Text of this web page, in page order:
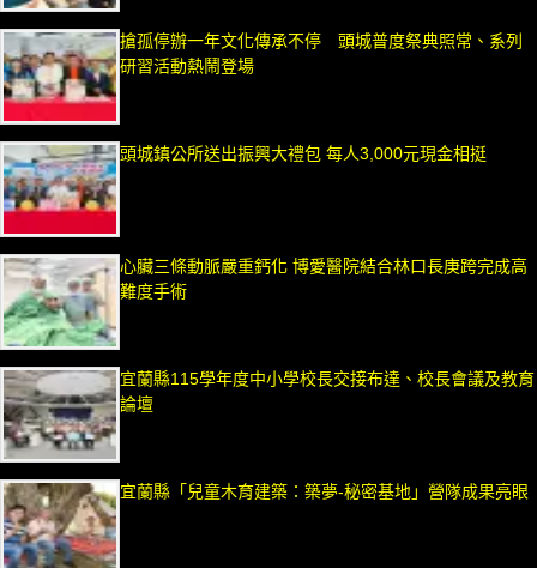
搶孤停辦一年文化傳承不停 頭城普度祭典照常、系列
研習活動熱鬧登場
頭城鎮公所送出振興大禮包 每人3,000元現金相挺
心臟三條動脈嚴重鈣化 博愛醫院結合林口長庚跨完成高
難度手術
宜蘭縣115學年度中小學校長交接布達、校長會議及教育
論壇
宜蘭縣「兒童木育建築：築夢-秘密基地」營隊成果亮眼